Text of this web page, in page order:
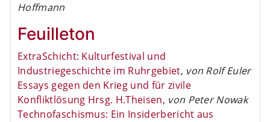
Hoffmann
Feuilleton
ExtraSchicht: Kulturfestival und
Industriegeschichte im Ruhrgebiet, von Rolf Euler
Essays gegen den Krieg und für zivile
Konfliktlösung Hrsg. H.Theisen, von Peter Nowak
Technofaschismus: Ein Insiderbericht aus